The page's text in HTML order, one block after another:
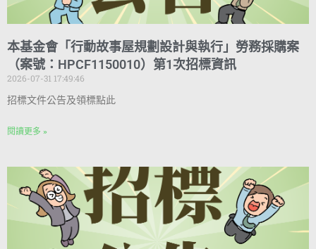
本基金會「行動故事屋規劃設計與執行」勞務採購案
（案號：HPCF1150010）第1次招標資訊
2026-07-31 17:49:46
招標文件公告及領標點此
閱讀更多 »